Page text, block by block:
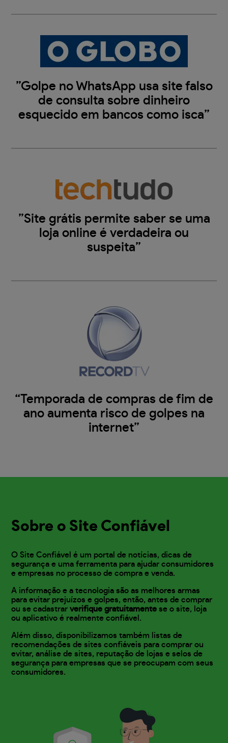
”Golpe no WhatsApp usa site falso
de consulta sobre dinheiro
esquecido em bancos como isca”
”Site grátis permite saber se uma
loja online é verdadeira ou
suspeita”
“Temporada de compras de fim de
ano aumenta risco de golpes na
internet”
Sobre o Site Confiável
O Site Confiável é um portal de notícias, dicas de
segurança e uma ferramenta para ajudar consumidores
e empresas no processo de compra e venda.
A informação e a tecnologia são as melhores armas
para evitar prejuízos e golpes, então, antes de comprar
ou se cadastrarverifique gratuitamente se o site, loja
ou aplicativo é realmente confiável.
Além disso, disponibilizamos também listas de
recomendações de sites confiáveis para comprar ou
evitar, análise de sites, reputação de lojas e selos de
segurança para empresas que se preocupam com seus
consumidores.